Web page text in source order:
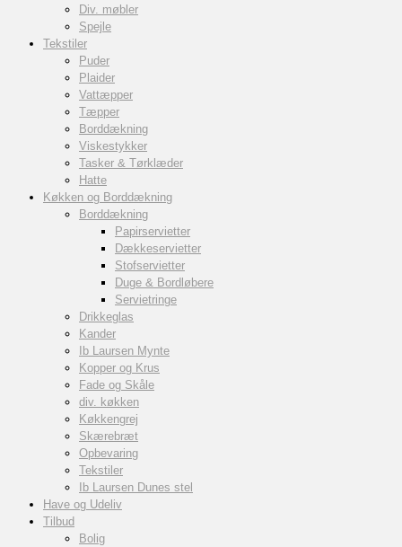
Div. møbler
Spejle
Tekstiler
Puder
Plaider
Vattæpper
Tæpper
Borddækning
Viskestykker
Tasker & Tørklæder
Hatte
Køkken og Borddækning
Borddækning
Papirservietter
Dækkeservietter
Stofservietter
Duge & Bordløbere
Servietringe
Drikkeglas
Kander
Ib Laursen Mynte
Kopper og Krus
Fade og Skåle
div. køkken
Køkkengrej
Skærebræt
Opbevaring
Tekstiler
Ib Laursen Dunes stel
Have og Udeliv
Tilbud
Bolig